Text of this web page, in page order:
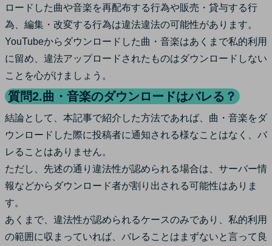
ロードした曲や音楽を再配布する行為や販売・貸与する行
為、編集・改変する行為は違法違法の可能性があります。
YouTubeからダウンロードした曲・音楽はあくまで私的利用
に留め、違法アップロードされたものはダウンロードしない
ことを心がけましょう。
質問2.曲・音楽のダウンロードはバレる？
結論として、本記事で紹介した方法であれば、曲・音楽をダ
ウンロードした際に投稿者に通知される様なことはなく、バ
レることはありません。
ただし、先述の通り違法性が認められる場合は、サーバー情
報などからダウンロード者が割り出される可能性はありま
す。
あくまで、違法性が認められるケースのみであり、私的利用
の範囲に収まっていれば、バレることはまずないと言って良